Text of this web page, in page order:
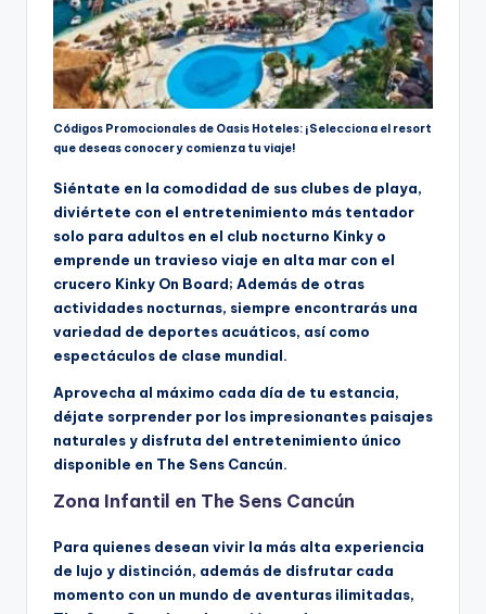
Códigos Promocionales de Oasis Hoteles: ¡Selecciona el resort
que deseas conocer y comienza tu viaje!
Siéntate en la comodidad de sus clubes de playa,
diviértete con el entretenimiento más tentador
solo para adultos en el club nocturno Kinky o
emprende un travieso viaje en alta mar con el
crucero Kinky On Board; Además de otras
actividades nocturnas, siempre encontrarás una
variedad de deportes acuáticos, así como
espectáculos de clase mundial.
Aprovecha al máximo cada día de tu estancia,
déjate sorprender por los impresionantes paisajes
naturales y disfruta del entretenimiento único
disponible en The Sens Cancún.
Zona Infantil en The Sens Cancún
Para quienes desean vivir la más alta experiencia
de lujo y distinción, además de disfrutar cada
momento con un mundo de aventuras ilimitadas,